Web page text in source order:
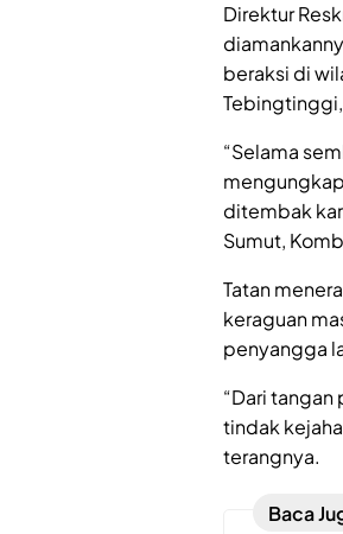
Direktur
beraksi di
“Selama
ditembak
Sumut,
Tatan
keraguan
penyangga
“Dari
tindak
terangnya.
Baca